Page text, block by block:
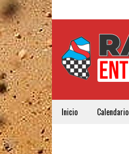
Inicio Calendario